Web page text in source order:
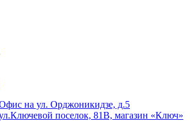
на ул. Орджоникидзе, д.5
поселок, 81В, магазин «Ключ»